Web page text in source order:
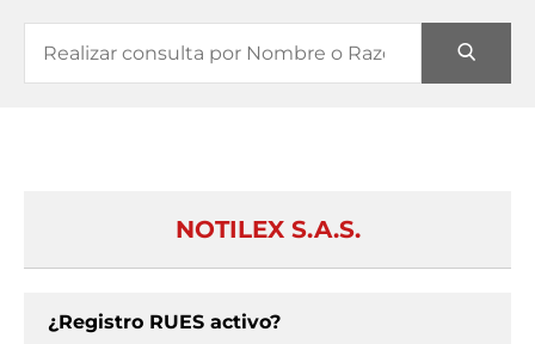
NOTILEX S.A.S.
¿Registro RUES activo?